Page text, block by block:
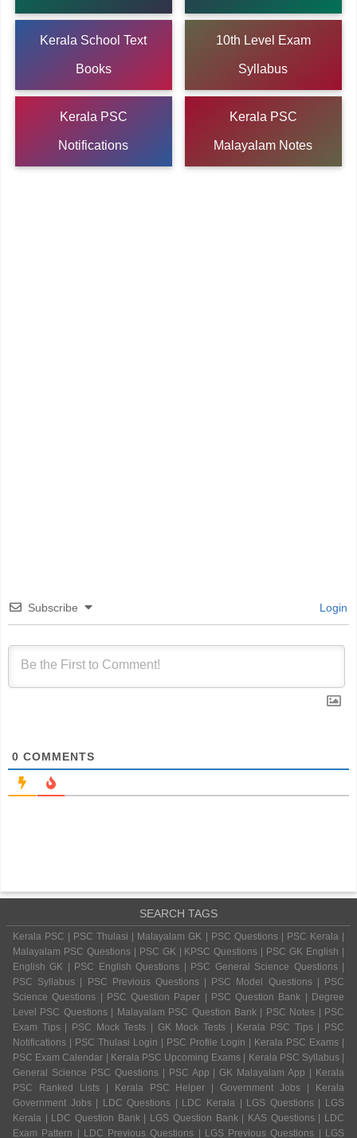
Kerala School Text
Books
10th Level Exam
Syllabus
Kerala PSC
Notifications
Kerala PSC
Malayalam Notes
Subscribe Login
0 COMMENTS
SEARCH TAGS
Kerala PSC | PSC Thulasi | Malayalam GK | PSC Questions | PSC Kerala |
Malayalam PSC Questions | PSC GK | KPSC Questions | PSC GK English |
English GK | PSC English Questions | PSC General Science Questions |
PSC Syllabus | PSC Previous Questions | PSC Model Questions | PSC
Science Questions | PSC Question Paper | PSC Question Bank | Degree
Level PSC Questions | Malayalam PSC Question Bank | PSC Notes | PSC
Exam Tips | PSC Mock Tests | GK Mock Tests | Kerala PSC Tips | PSC
Notifications | PSC Thulasi Login | PSC Profile Login | Kerala PSC Exams |
PSC Exam Calendar | Kerala PSC Upcoming Exams | Kerala PSC Syllabus |
General Science PSC Questions | PSC App | GK Malayalam App | Kerala
PSC Ranked Lists | Kerala PSC Helper | Government Jobs | Kerala
Government Jobs | LDC Questions | LDC Kerala | LGS Questions | LGS
Kerala | LDC Question Bank | LGS Question Bank | KAS Questions | LDC
Exam Pattern | LDC Previous Questions | LGS Previous Questions | LGS